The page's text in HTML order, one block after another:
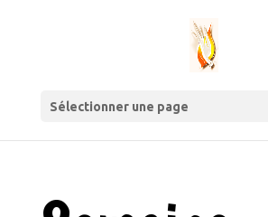
Sélectionner une page